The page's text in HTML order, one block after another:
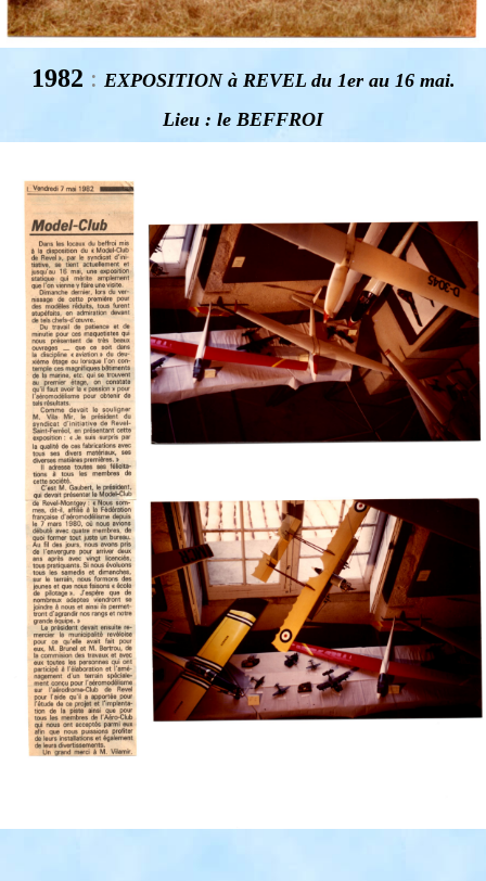
1982 : EXPOSITION à REVEL du 1er au 16 mai.
Lieu : le BEFFROI